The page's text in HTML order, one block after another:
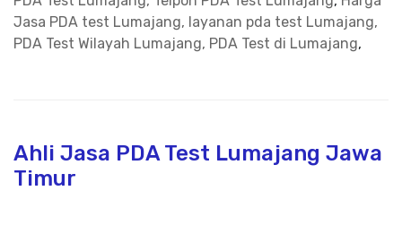
Jasa PDA test Lumajang, layanan pda test Lumajang,
PDA Test Wilayah Lumajang, PDA Test di Lumajang,
Ahli Jasa PDA Test Lumajang Jawa
Timur